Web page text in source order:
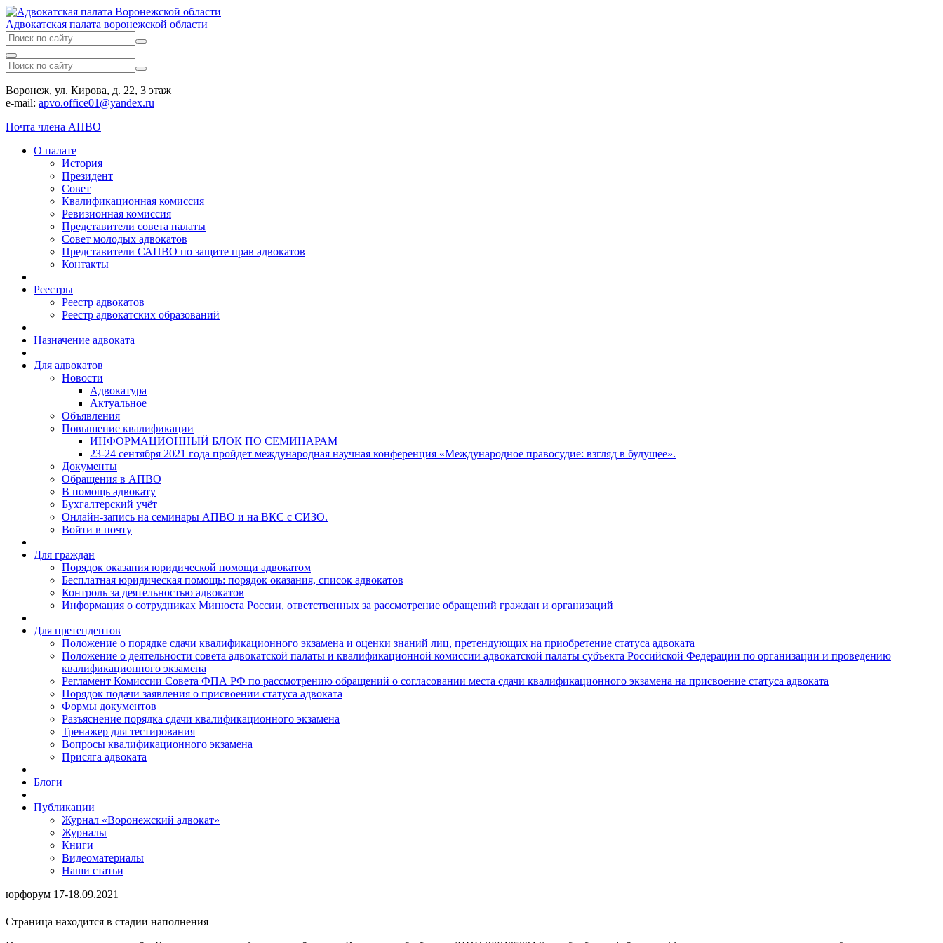
Адвокатская палата воронежской области
Воронеж, ул. Кирова, д. 22, 3 этаж
e-mail: apvo.office01@yandex.ru
Почта члена АПВО
О палате
История
Президент
Совет
Квалификационная комиссия
Ревизионная комиссия
Представители совета палаты
Совет молодых адвокатов
Представители САПВО по защите прав адвокатов
Контакты
Реестры
Реестр адвокатов
Реестр адвокатских образований
Назначение адвоката
Для адвокатов
Новости
Адвокатура
Актуальное
Объявления
Повышение квалификации
ИНФОРМАЦИОННЫЙ БЛОК ПО СЕМИНАРАМ
23-24 сентября 2021 года пройдет международная научная конференция «Международное правосудие: взгляд в будущее».
Документы
Обращения в АПВО
В помощь адвокату
Бухгалтерский учёт
Онлайн-запись на семинары АПВО и на ВКС с СИЗО.
Войти в почту
Для граждан
Порядок оказания юридической помощи адвокатом
Бесплатная юридическая помощь: порядок оказания, список адвокатов
Контроль за деятельностью адвокатов
Информация о сотрудниках Минюста России, ответственных за рассмотрение обращений граждан и организаций
Для претендентов
Положение о порядке сдачи квалификационного экзамена и оценки знаний лиц, претендующих на приобретение статуса адвоката
Положение о деятельности совета адвокатской палаты и квалификационной комиссии адвокатской палаты субъекта Российской Федерации по организации и проведению
квалификационного экзамена
Регламент Комиссии Совета ФПА РФ по рассмотрению обращений о согласовании места сдачи квалификационного экзамена на присвоение статуса адвоката
Порядок подачи заявления о присвоении статуса адвоката
Формы документов
Разъяснение порядка сдачи квалификационного экзамена
Тренажер для тестирования
Вопросы квалификационного экзамена
Присяга адвоката
Блоги
Публикации
Журнал «Воронежский адвокат»
Журналы
Книги
Видеоматериалы
Наши статьи
юрфорум 17-18.09.2021
Страница находится в стадии наполнения